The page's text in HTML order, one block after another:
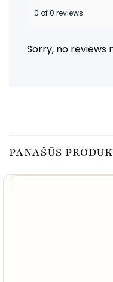
0 of 0 reviews
Sorry, no
PANAŠŪS